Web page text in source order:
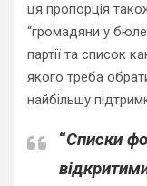
ця пропорція
“громадяни у
партії та список
якого треба
найбільшу
“Списки